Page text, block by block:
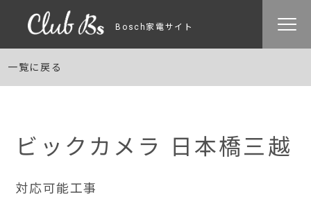
Bosch家電サイト
一覧に戻る
ビックカメラ 日本橋三越
対応可能工事